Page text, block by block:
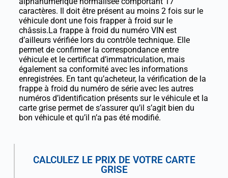
caractères. Il doit être présent au moins 2 fois sur le
véhicule dont une fois frapper à froid sur le
châssis.La frappe à froid du numéro VIN est
d’ailleurs vérifiée lors du contrôle technique. Elle
permet de confirmer la correspondance entre
véhicule et le certificat d’immatriculation, mais
également sa conformité avec les informations
enregistrées. En tant qu’acheteur, la vérification de la
frappe à froid du numéro de série avec les autres
numéros d’identification présents sur le véhicule et la
carte grise permet de s’assurer qu’il s’agit bien du
bon véhicule et qu’il n’a pas été modifié.
CALCULEZ LE PRIX DE VOTRE CARTE
GRISE